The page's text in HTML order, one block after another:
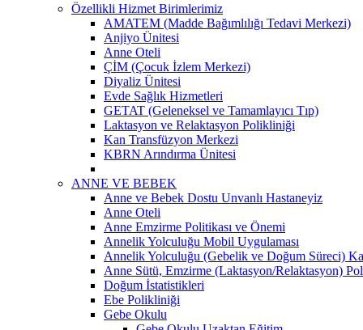
Özellikli Hizmet Birimlerimiz
AMATEM (Madde Bağımlılığı Tedavi Merkezi)
Anjiyo Ünitesi
Anne Oteli
ÇİM (Çocuk İzlem Merkezi)
Diyaliz Ünitesi
Evde Sağlık Hizmetleri
GETAT (Geleneksel ve Tamamlayıcı Tıp)
Laktasyon ve Relaktasyon Polikliniği
Kan Transfüzyon Merkezi
KBRN Arındırma Ünitesi
ANNE VE BEBEK
Anne ve Bebek Dostu Unvanlı Hastaneyiz
Anne Oteli
Anne Emzirme Politikası ve Önemi
Annelik Yolculuğu Mobil Uygulaması
Annelik Yolculuğu (Gebelik ve Doğum Süreci)
Anne Sütü, Emzirme (Laktasyon/Relaktasyon)
Doğum İstatistikleri
Ebe Polikliniği
Gebe Okulu